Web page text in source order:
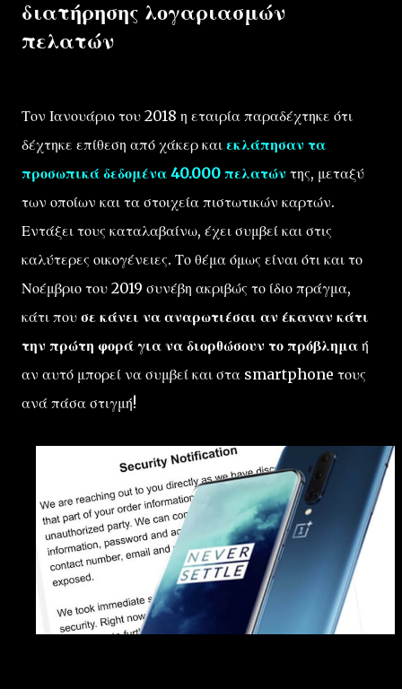
διατήρησης λογαριασμών
πελατών
Τον Ιανουάριο του 2018 η εταιρία παραδέχτηκε ότι
δέχτηκε επίθεση από χάκερ και εκλάπησαν τα
προσωπικά δεδομένα 40.000 πελατών της, μεταξύ
των οποίων και τα στοιχεία πιστωτικών καρτών.
Εντάξει τους καταλαβαίνω, έχει συμβεί και στις
καλύτερες οικογένειες. Το θέμα όμως είναι ότι και το
Νοέμβριο του 2019 συνέβη ακριβώς το ίδιο πράγμα,
κάτι που σε κάνει να αναρωτιέσαι αν έκαναν κάτι
την πρώτη φορά για να διορθώσουν το πρόβλημα ή
αν αυτό μπορεί να συμβεί και στα smartphone τους
ανά πάσα στιγμή!